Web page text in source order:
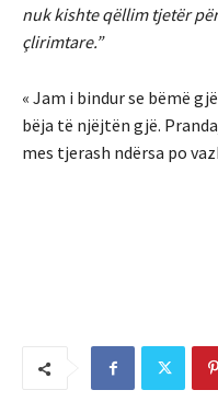
nuk kishte qëllim tjetër
çlirimtare.”
« Jam i bindur se bëmë
bëja të njëjtën gjë.
mes tjerash ndërsa po